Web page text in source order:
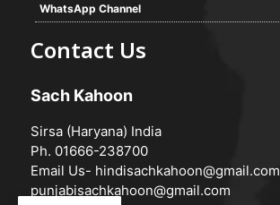
WhatsApp Channel
Contact Us
Sach Kahoon
Sirsa (Haryana) India
Ph. 01666-238700
Email Us- hindisachkahoon@gmail.com
punjabisachkahoon@gmail.com